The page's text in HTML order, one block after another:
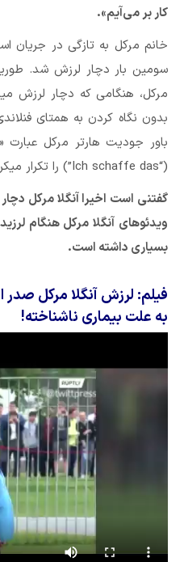
کار بر می‌آیم».
خانم مرکل به تازگی در جریان
سومین بار دچار لرزش شد.
مرکل، هنگامی که دچار لرزش
بدون نگاه کردن به همتای
باور جودیت هارتر مرکل عبارت
(“Ich schaffe das”) را تکرار میکرد.
گفتنی است اخیرا آنگلا مرکل
ویدئوهای آنگلا مرکل هنگام
بسیاری داشته است.
فیلم: لرزش آنگلا مرکل صدر
به علت بیماری ناشناخته!